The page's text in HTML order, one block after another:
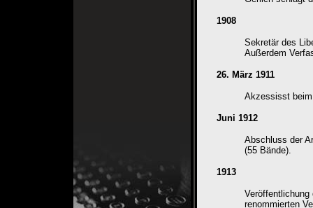
1908
Sekretär des
Außerdem
26. März 1911
Akzessisst
Juni 1912
Abschluss der
(55 Bände).
1913
Veröffentlichung
renommierten